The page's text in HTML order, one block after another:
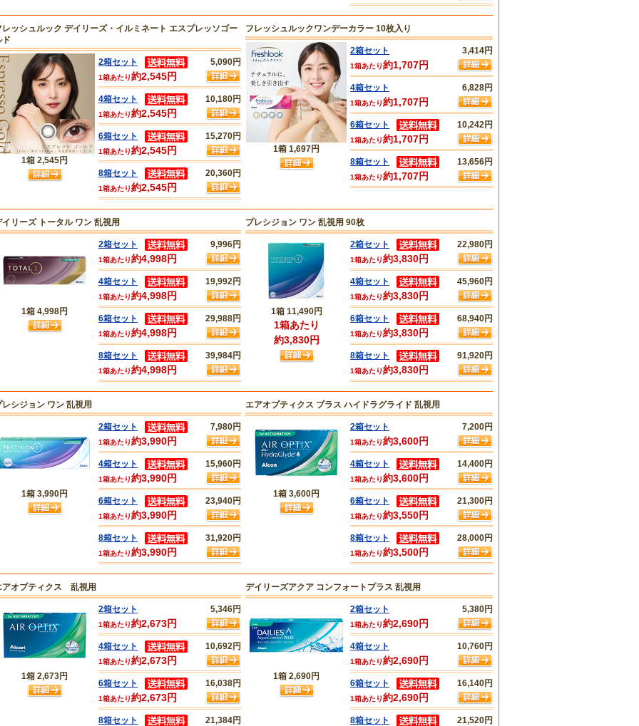
レッシュルック デイリーズ・イルミネート エスプレッソゴー
ド
1箱 2,545円
2箱セット 5,090円
1箱あたり約2,545円
4箱セット 10,180円
1箱あたり約2,545円
6箱セット 15,270円
1箱あたり約2,545円
8箱セット 20,360円
1箱あたり約2,545円
フレッシュルックワンデーカラー 10枚入り
1箱 1,697円
2箱セット 3,414円
1箱あたり約1,707円
4箱セット 6,828円
1箱あたり約1,707円
6箱セット 10,242円
1箱あたり約1,707円
8箱セット 13,656円
1箱あたり約1,707円
イリーズ トータル ワン 乱視用
1箱 4,998円
2箱セット 9,996円
1箱あたり約4,998円
4箱セット 19,992円
1箱あたり約4,998円
6箱セット 29,988円
1箱あたり約4,998円
8箱セット 39,984円
1箱あたり約4,998円
プレシジョン ワン 乱視用 90枚
1箱 11,490円
1箱あたり
約3,830円
2箱セット 22,980円
1箱あたり約3,830円
4箱セット 45,960円
1箱あたり約3,830円
6箱セット 68,940円
1箱あたり約3,830円
8箱セット 91,920円
1箱あたり約3,830円
レシジョン ワン 乱視用
1箱 3,990円
2箱セット 7,980円
1箱あたり約3,990円
4箱セット 15,960円
1箱あたり約3,990円
6箱セット 23,940円
1箱あたり約3,990円
8箱セット 31,920円
1箱あたり約3,990円
エアオプティクス プラス ハイドラグライド 乱視用
1箱 3,600円
2箱セット 7,200円
1箱あたり約3,600円
4箱セット 14,400円
1箱あたり約3,600円
6箱セット 21,300円
1箱あたり約3,550円
8箱セット 28,000円
1箱あたり約3,500円
アオプティクス 乱視用
1箱 2,673円
2箱セット 5,346円
1箱あたり約2,673円
4箱セット 10,692円
1箱あたり約2,673円
6箱セット 16,038円
1箱あたり約2,673円
8箱セット 21,384円
デイリーズアクア コンフォートプラス 乱視用
1箱 2,690円
2箱セット 5,380円
1箱あたり約2,690円
4箱セット 10,760円
1箱あたり約2,690円
6箱セット 16,140円
1箱あたり約2,690円
8箱セット 21,520円